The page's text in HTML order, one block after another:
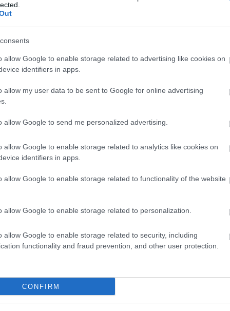
allow Google to enable storage related to advertising like cookies on
identifiers in apps.
allow my user data to be sent to Google for online advertising
allow Google to send me personalized advertising.
allow Google to enable storage related to analytics like cookies on
identifiers in apps.
allow Google to enable storage related to functionality of the website
allow Google to enable storage related to personalization.
allow Google to enable storage related to security, including
functionality and fraud prevention, and other user protection.
CONFIRM
gyakorlatok átvételében és adományokban is
kialakult barátságok.
Új gyalogosátkelők és jelzőlámpás
csomópont épül Angyalföldön
Hódmezővásárhely jó hírű